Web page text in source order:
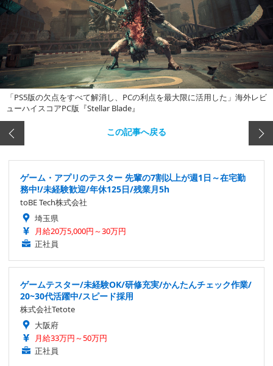
「PS5版の欠点をすべて解消し、PCの利点を最大限に活用した」海外レビ
ューハイスコアPC版『Stellar Blade』
この記事へ戻る
ゲーム・アプリのテスター 先輩の7割以上が週1日～在宅勤
務中!/未経験歓迎/年休125日/残業月5h
toBE Tech株式会社
埼玉県
月給20万5,000円～30万円
正社員
ゲームテスター/未経験OK/研修充実/かんたんチェック作業/
20~30代活躍中/スピード採用
株式会社Tetote
大阪府
月給33万円～50万円
正社員